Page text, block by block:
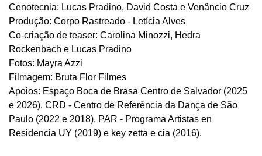
Cenotecnia: Lucas Pradino, David Costa e Venâncio Cruz
Produção: Corpo Rastreado - Letícia Alves
Co-criação de teaser: Carolina Minozzi, Hedra
Rockenbach e Lucas Pradino
Fotos: Mayra Azzi
Filmagem: Bruta Flor Filmes
Apoios: Espaço Boca de Brasa Centro de Salvador (2025
e 2026), CRD - Centro de Referência da Dança de São
Paulo (2022 e 2018), PAR - Programa Artistas en
Residencia UY (2019) e key zetta e cia (2016).